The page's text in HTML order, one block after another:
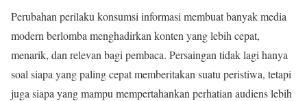
Perubahan perilaku konsumsi informasi membuat banyak media
modern berlomba menghadirkan konten yang lebih cepat,
menarik, dan relevan bagi pembaca. Persaingan tidak lagi hanya
soal siapa yang paling cepat memberitakan suatu peristiwa, tetapi
juga siapa yang mampu mempertahankan perhatian audiens lebih